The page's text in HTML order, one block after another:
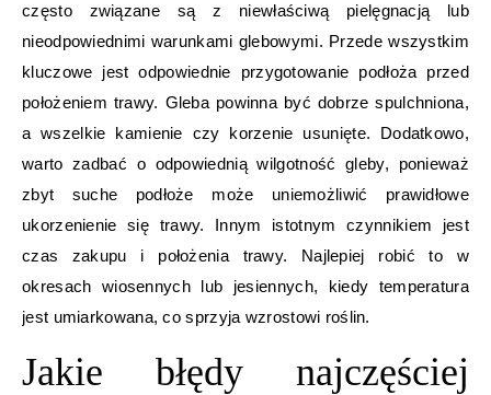
często związane są z niewłaściwą pielęgnacją lub
nieodpowiednimi warunkami glebowymi. Przede wszystkim
kluczowe jest odpowiednie przygotowanie podłoża przed
położeniem trawy. Gleba powinna być dobrze spulchniona,
a wszelkie kamienie czy korzenie usunięte. Dodatkowo,
warto zadbać o odpowiednią wilgotność gleby, ponieważ
zbyt suche podłoże może uniemożliwić prawidłowe
ukorzenienie się trawy. Innym istotnym czynnikiem jest
czas zakupu i położenia trawy. Najlepiej robić to w
okresach wiosennych lub jesiennych, kiedy temperatura
jest umiarkowana, co sprzyja wzrostowi roślin.
Jakie błędy najczęściej